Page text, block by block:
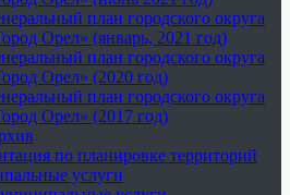
план городского округа
Орел» (январь, 2021 год)
план городского округа
Орел» (2020 год)
план городского округа
Орел» (2017 год)
по планировке территорий
услуги